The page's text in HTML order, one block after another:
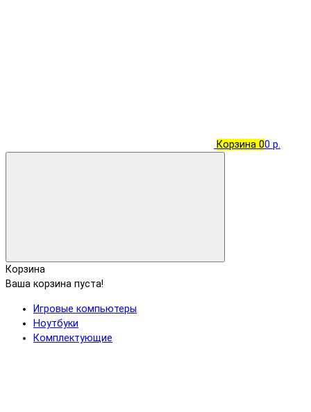
Корзина 00 р.
Корзина
Ваша корзина пуста!
Игровые компьютеры
Ноутбуки
Комплектующие